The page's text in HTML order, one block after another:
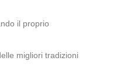
il proprio
migliori tradizioni